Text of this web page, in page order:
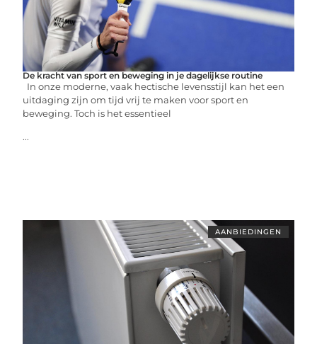
De kracht van sport en beweging in je dagelijkse routine
In onze moderne, vaak hectische levensstijl kan het een
uitdaging zijn om tijd vrij te maken voor sport en
beweging. Toch is het essentieel
...
AANBIEDINGEN